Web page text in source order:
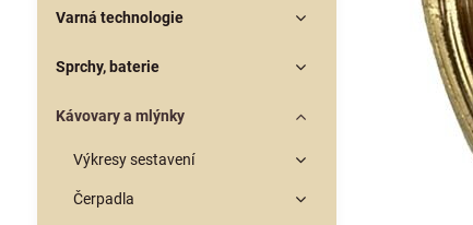
Varná technologie
Sprchy, baterie
Kávovary a mlýnky
Výkresy sestavení
Čerpadla